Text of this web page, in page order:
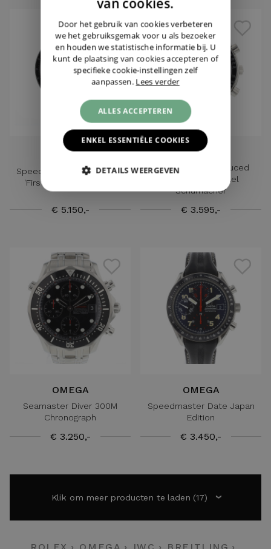
OMEGA
Speedmaster Moonwatch
'First Omega In Space'
€ 5.150,-
OMEGA
Speedmaster Reduced
Automatic Michael
Schumacher
€ 3.595,-
OMEGA
Seamaster Diver 300M
Chronograph
€ 3.250,-
OMEGA
Speedmaster Date Japan
Edition
€ 3.450,-
Klik om meer producten te laden (17) ›
GERMAN
Door het gebruik van cookies verbeteren
we het gebruiksgemak voor u als bezoeker
en houden we statistische informatie bij. U
kunt de plaatsing van cookies accepteren of
specifieke cookie-instellingen zelf
aanpassen. Lees verder
ALLES ACCEPTEREN
ENKEL ESSENTIËLE COOKIES
DETAILS WEERGEVEN